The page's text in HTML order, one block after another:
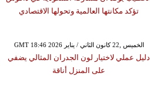
تؤكد مكانتها العالمية وتحولها الاقتصادي
GMT 18:46 2026 الخميس ,22 كانون الثاني / يناير
دليل عملي لاختيار لون الجدران المثالي يضفي
على المنزل أناقة